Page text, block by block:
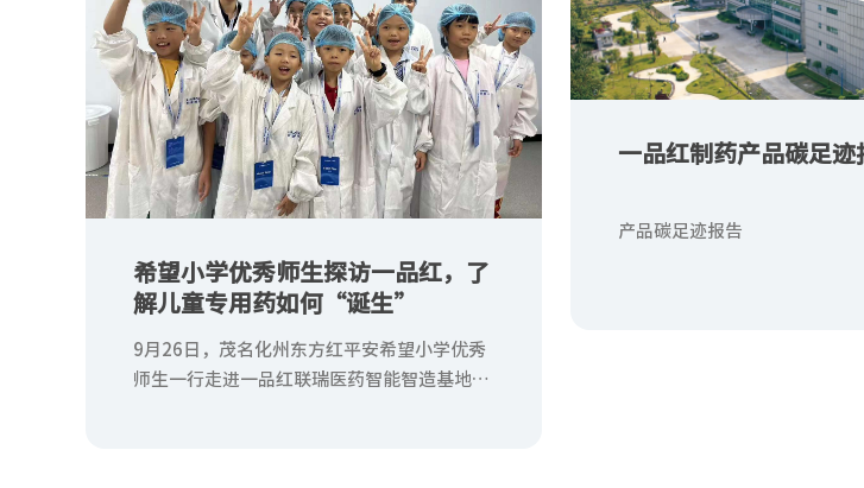
希望小学优秀师生探访一品红，了
解儿童专用药如何“诞生”
9月26日，茂名化州东方红平安希望小学优秀
师生一行走进一品红联瑞医药智能智造基地，
一品红制药产品碳足迹
产品碳足迹报告